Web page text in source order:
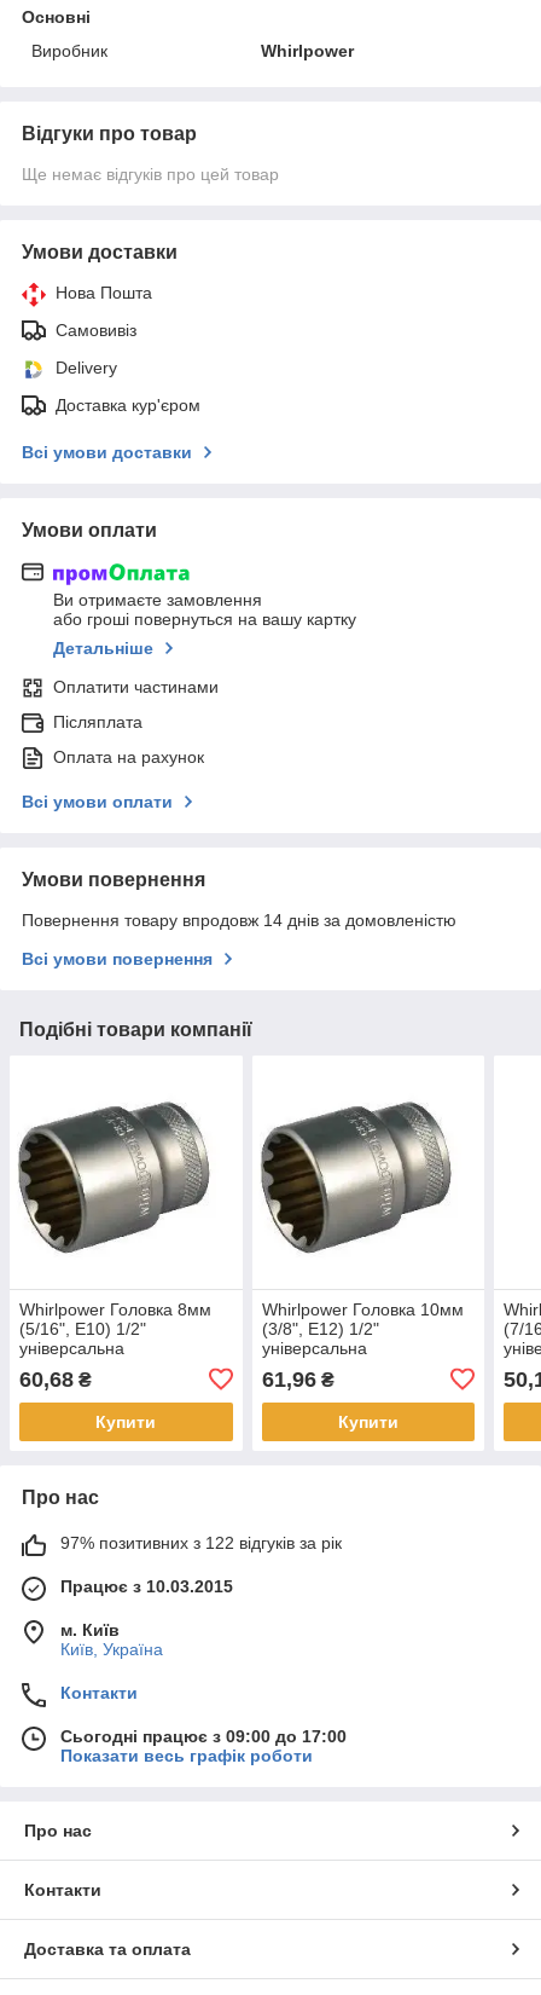
Основні
Виробник
Whirlpower
Відгуки про товар
Ще немає відгуків про цей товар
Умови доставки
Нова Пошта
Самовивіз
Delivery
Доставка кур'єром
Всі умови доставки
Умови оплати
Ви отримаєте замовлення
або гроші повернуться на вашу картку
Детальніше
Оплатити частинами
Післяплата
Оплата на рахунок
Всі умови оплати
Умови повернення
Повернення товару впродовж 14 днів за домовленістю
Всі умови повернення
Подібні товари компанії
Whirlpower Головка 8мм
(5/16", Е10) 1/2"
універсальна
60,68 ₴
Купити
Whirlpower Головка 10мм
(3/8", Е12) 1/2"
універсальна
61,96₴
Купити
(7/
Про нас
97% позитивних з 122 відгуків за рік
Працює з 10.03.2015
м. Київ
Київ, Україна
Контакти
Сьогодні працює з 09:00 до 17:00
Показати весь графік роботи
Про нас
Контакти
Доставка та оплата